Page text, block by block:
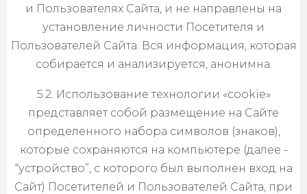
и Пользователях Сайта, и не направлены на
установление личности Посетителя и
Пользователей Сайта. Вся информация, которая
собирается и анализируется, анонимна.
5.2. Использование технологии «cookie»
представляет собой размещение на Сайте
определенного набора символов (знаков),
которые сохраняются на компьютере (далее -
“устройство”, с которого был выполнен вход на
Сайт) Посетителей и Пользователей Сайта, при